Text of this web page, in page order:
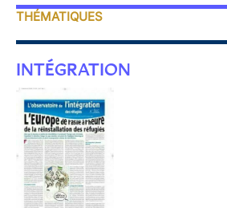
THÉMATIQUES
INTÉGRATION